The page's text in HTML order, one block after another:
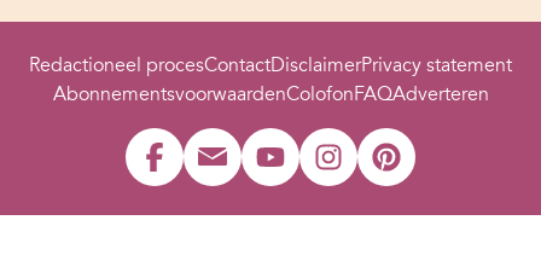
Redactioneel procesContactDisclaimerPrivacy statement
AbonnementsvoorwaardenColofonFAQAdverteren